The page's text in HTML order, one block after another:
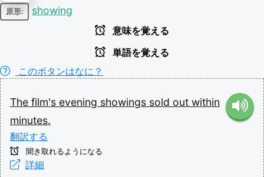
原形: showing
意味を覚える
単語を覚える
このボタンはなに？
The film's evening showings sold out within
minutes.
翻訳する
聞き取れるようになる
詳細